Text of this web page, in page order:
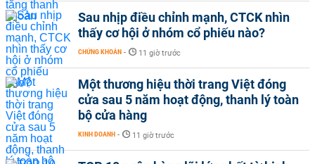
Sau nhịp điều chỉnh mạnh, CTCK nhìn
thấy cơ hội ở nhóm cổ phiếu nào?
CHỨNG KHOÁN - 11 giờ trước
Một thương hiệu thời trang Việt đóng
cửa sau 5 năm hoạt động, thanh lý toàn
bộ cửa hàng
KINH DOANH - 11 giờ trước